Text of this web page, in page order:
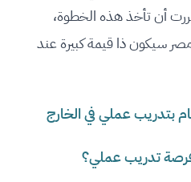
أن تأخذ هذه الخطوة،
سيكون ذا قيمة كبيرة عند
بتدريب عملي في الخارج
تدريب عملي؟